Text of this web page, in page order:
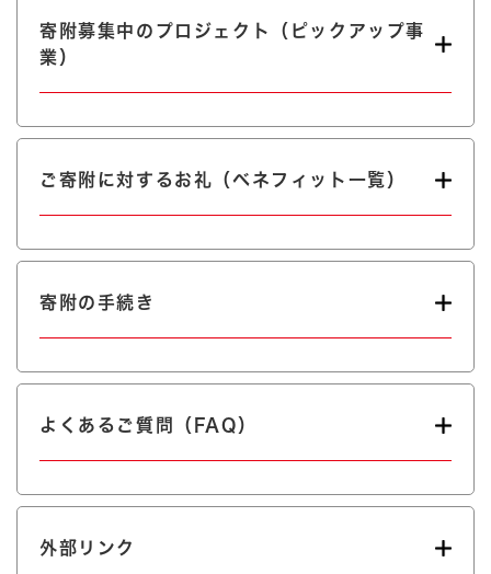
寄附募集中のプロジェクト（ピックアップ事
業）
ご寄附に対するお礼（ベネフィット一覧）
寄附の手続き
よくあるご質問（FAQ）
外部リンク